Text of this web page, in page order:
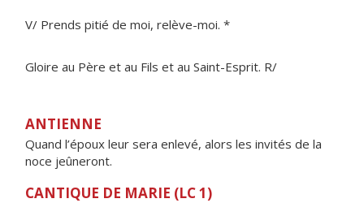
V/ Prends pitié de moi, relève-moi. *
Gloire au Père et au Fils et au Saint-Esprit. R/
ANTIENNE
Quand l’époux leur sera enlevé, alors les invités de la
noce jeûneront.
CANTIQUE DE MARIE (LC 1)